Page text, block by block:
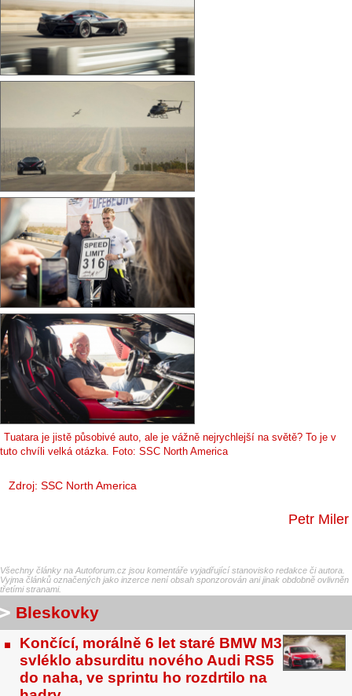
Tuatara je jistě působivé auto, ale je vážně nejrychlejší na světě? To je v
tuto chvíli velká otázka. Foto: SSC North America
Zdroj: SSC North America
Petr Miler
Všechny články na Autoforum.cz jsou komentáře vyjadřující stanovisko redakce či autora.
Vyjma článků označených jako inzerce není obsah sponzorován ani jinak obdobně ovlivněn
třetími stranami.
Bleskovky
Končící, morálně 6 let staré BMW M3
svléklo absurditu nového Audi RS5
do naha, ve sprintu ho rozdrtilo na